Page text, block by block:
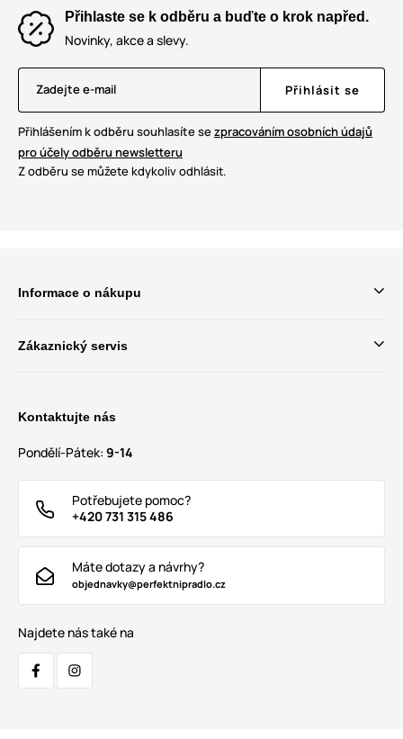
Přihlaste se k odběru a buďte o krok napřed.
Novinky, akce a slevy.
Zadejte e-mail Přihlásit se
Přihlášením k odběru souhlasíte sezpracováním osobních údajů
pro účely odběru newsletteru
Z odběru se můžete kdykoliv odhlásit.
Informace o nákupu
Zákaznický servis
Kontaktujte nás
Pondělí-Pátek: 9-14
Potřebujete pomoc?
+420 731 315 486
Máte dotazy a návrhy?
objednavky@perfektnipradlo.cz
Najdete nás také na